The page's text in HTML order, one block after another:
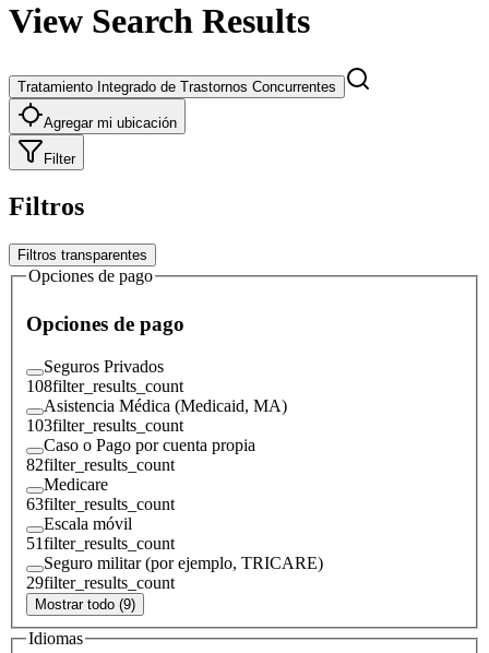
View Search Results
Tratamiento Integrado de Trastornos Concurrentes
Agregar mi ubicación
Filter
Filtros
Filtros transparentes
Opciones de pago
Opciones de pago
Seguros Privados
108filter_results_count
Asistencia Médica (Medicaid, MA)
103filter_results_count
Caso o Pago por cuenta propia
82filter_results_count
Medicare
63filter_results_count
Escala móvil
51filter_results_count
Seguro militar (por ejemplo, TRICARE)
29filter_results_count
Mostrar todo (9)
Idiomas